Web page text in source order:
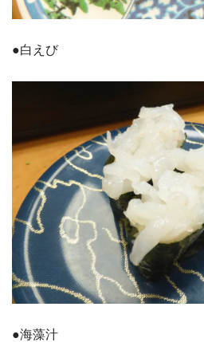
●白えび
●海藻汁